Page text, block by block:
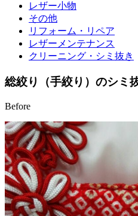
レザー小物
その他
リフォーム・リペア
レザーメンテナンス
クリーニング・シミ抜き
総絞り（手絞り）のシミ
Before